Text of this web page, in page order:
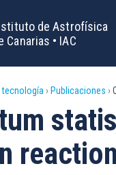
de Astrofísica
Canarias • IAC
tecnología Publicaciones